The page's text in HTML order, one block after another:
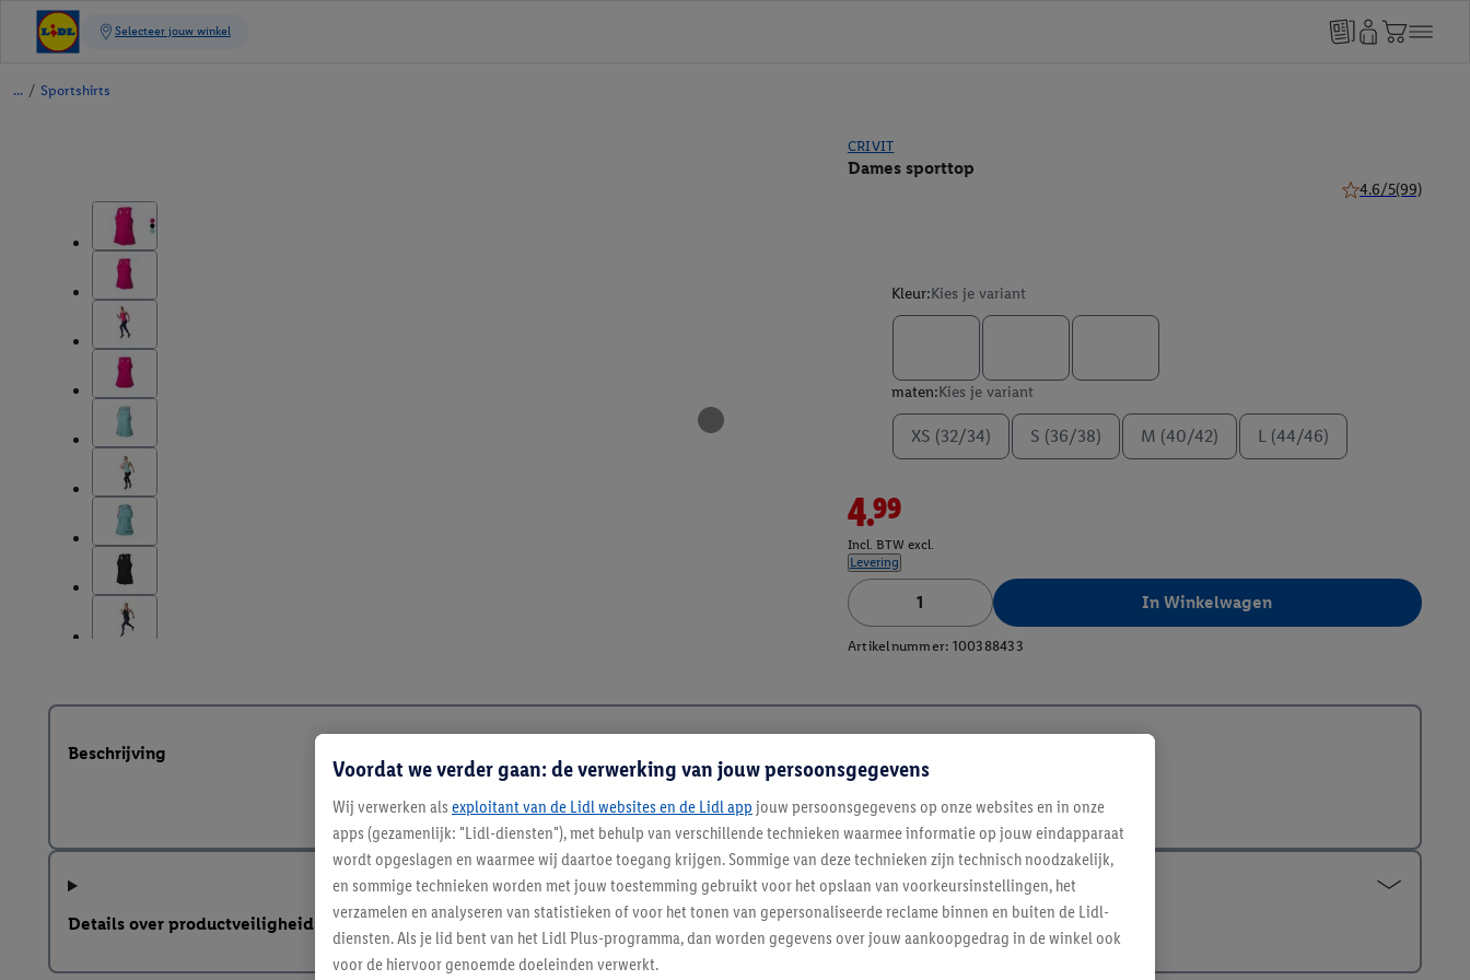
/ Sportshirts
CRIVIT
Dames sporttop
4.6/5(99)
Kleur:Kies je variant
maten:Kies je variant
XS (32/34) S (36/38) M (40/42) L (44/46)
4.99
Incl. BTW excl.
Levering
In Winkelwagen
Artikelnummer: 100388433
Beschrijving
Details over productveiligheid
Voordat we verder gaan: de verwerking van jouw persoonsgegevens
Wij verwerken als exploitant van de Lidl websites en de Lidl app jouw persoonsgegevens op onze websites en in onze
apps (gezamenlijk: "Lidl-diensten"), met behulp van verschillende technieken waarmee informatie op jouw eindapparaat
wordt opgeslagen en waarmee wij daartoe toegang krijgen. Sommige van deze technieken zijn technisch noodzakelijk,
en sommige technieken worden met jouw toestemming gebruikt voor het opslaan van voorkeursinstellingen, het
verzamelen en analyseren van statistieken of voor het tonen van gepersonaliseerde reclame binnen en buiten de Lidl-
diensten. Als je lid bent van het Lidl Plus-programma, dan worden gegevens over jouw aankoopgedrag in de winkel ook
voor de hiervoor genoemde doeleinden verwerkt.